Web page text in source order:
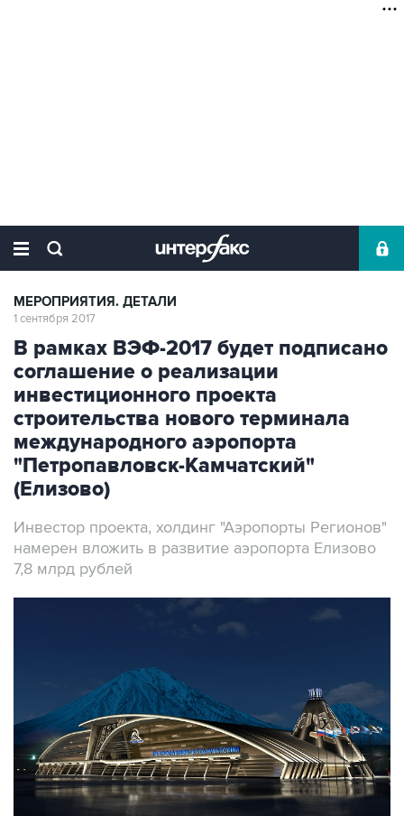
МЕРОПРИЯТИЯ. ДЕТАЛИ
1 сентября 2017
В рамках ВЭФ-2017 будет подписано
соглашение о реализации
инвестиционного проекта
строительства нового терминала
международного аэропорта
"Петропавловск-Камчатский"
(Елизово)
Инвестор проекта, холдинг "Аэропорты Регионов"
намерен вложить в развитие аэропорта Елизово
7,8 млрд рублей